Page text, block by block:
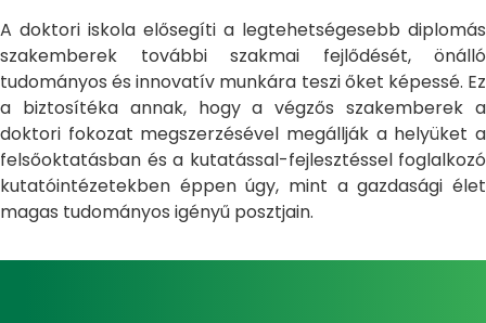
A doktori iskola elősegíti a legtehetségesebb diplomás
szakemberek további szakmai fejlődését, önálló
tudományos és innovatív munkára teszi őket képessé. Ez
a biztosítéka annak, hogy a végzős szakemberek a
doktori fokozat megszerzésével megállják a helyüket a
felsőoktatásban és a kutatással-fejlesztéssel foglalkozó
kutatóintézetekben éppen úgy, mint a gazdasági élet
magas tudományos igényű posztjain.